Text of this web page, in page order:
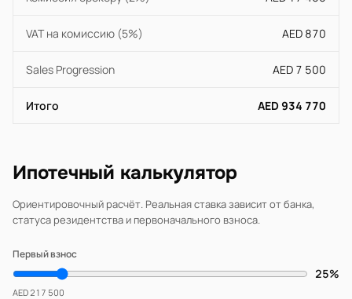
VAT на комиссию (5%) AED 870
Sales Progression AED 7 500
Итого AED 934 770
Ипотечный калькулятор
Ориентировочный расчёт. Реальная ставка зависит от банка,
статуса резидентства и первоначального взноса.
Первый взнос
25%
AED 217 500